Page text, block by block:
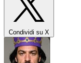
Condividi su X